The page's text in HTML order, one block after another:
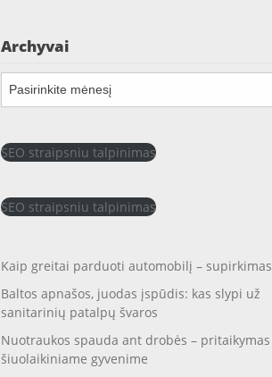
Archyvai
Archyvai
SEO straipsniu talpinimas
SEO straipsniu talpinimas
Kaip greitai parduoti automobilį – supirkimas
Baltos apnašos, juodas įspūdis: kas slypi už
sanitarinių patalpų švaros
Nuotraukos spauda ant drobės – pritaikymas
šiuolaikiniame gyvenime